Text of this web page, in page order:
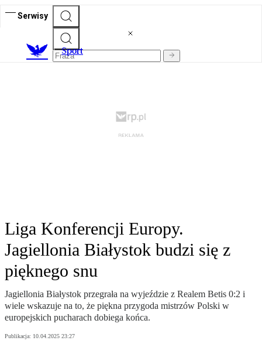
Serwisy
Sport
Liga Konferencji Europy.
Jagiellonia Białystok budzi się z
pięknego snu
Jagiellonia Białystok przegrała na wyjeździe z Realem Betis 0:2 i
wiele wskazuje na to, że piękna przygoda mistrzów Polski w
europejskich pucharach dobiega końca.
Publikacja: 10.04.2025 23:27